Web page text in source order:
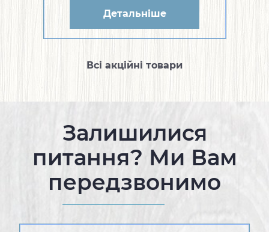
Детальніше
Всі акційні товари
Залишилися
питання? Ми Вам
передзвонимо